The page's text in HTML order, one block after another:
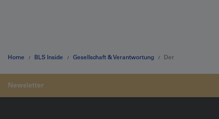
Home BLS Inside Gesellschaft & Verantwortung Der